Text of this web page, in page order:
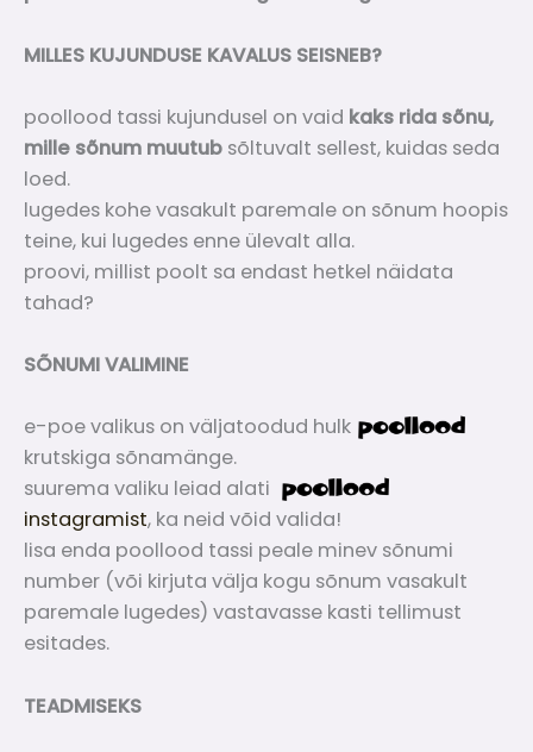
MILLES KUJUNDUSE KAVALUS SEISNEB?
poollood tassi kujundusel on vaid kaks rida sõnu,
mille sõnum muutub sõltuvalt sellest, kuidas seda
loed.
lugedes kohe vasakult paremale on sõnum hoopis
teine, kui lugedes enne ülevalt alla.
proovi, millist poolt sa endast hetkel näidata
tahad?
SÕNUMI VALIMINE
e-poe valikus on väljatoodud hulk
krutskiga sõnamänge.
suurema valiku leiad alati
instagramist, ka neid võid valida!
lisa enda poollood tassi peale minev sõnumi
number (või kirjuta välja kogu sõnum vasakult
paremale lugedes) vastavasse kasti tellimust
esitades.
TEADMISEKS